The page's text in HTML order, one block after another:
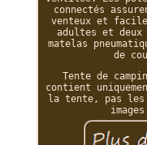
connectés
venteux et
adultes et
matelas
de
Tente de
contient
la tente, pas les